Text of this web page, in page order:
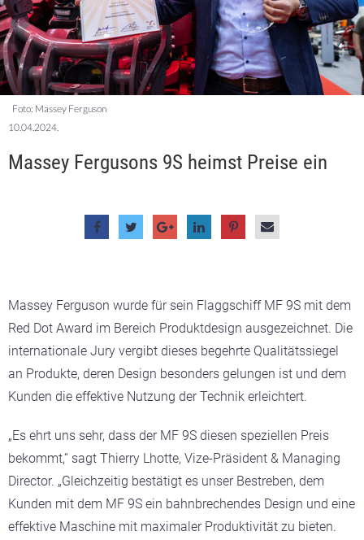
Foto: Massey Ferguson
10.04.2024.
Massey Fergusons 9S heimst Preise ein
Massey Ferguson wurde für sein Flaggschiff MF 9S mit dem
Red Dot Award im Bereich Produktdesign ausgezeichnet. Die
internationale Jury vergibt dieses begehrte Qualitätssiegel
an Produkte, deren Design besonders gelungen ist und dem
Kunden die effektive Nutzung der Technik erleichtert.
„Es ehrt uns sehr, dass der MF 9S diesen speziellen Preis
bekommt,“ sagt Thierry Lhotte, Vize-Präsident & Managing
Director. „Gleichzeitig bestätigt es unser Bestreben, dem
Kunden mit dem MF 9S ein bahnbrechendes Design und eine
effektive Maschine mit maximaler Produktivität zu bieten.